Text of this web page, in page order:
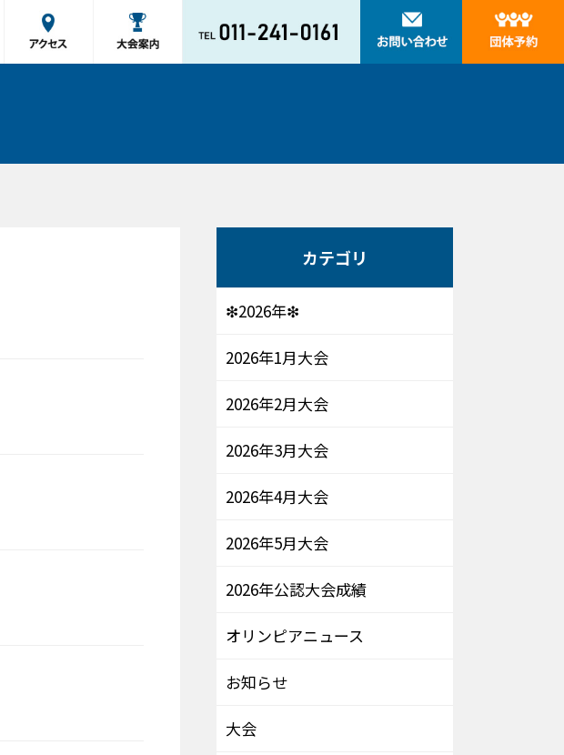
カテゴリ
❇2026年❇
2026年1月大会
2026年2月大会
2026年3月大会
2026年4月大会
2026年5月大会
2026年公認大会成績
オリンピアニュース
お知らせ
大会